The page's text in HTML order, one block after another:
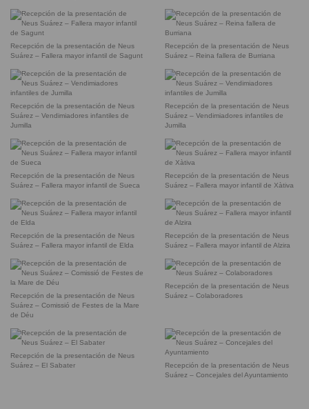
Recepción de la presentación de Neus
Suárez – Fallera mayor infantil de Sagunt
Recepción de la presentación de Neus
Suárez – Reina fallera de Burriana
Recepción de la presentación de Neus
Suárez – Vendimiadores infantiles de
Jumilla
Recepción de la presentación de Neus
Suárez – Vendimiadores infantiles de
Jumilla
Recepción de la presentación de Neus
Suárez – Fallera mayor infantil de Sueca
Recepción de la presentación de Neus
Suárez – Fallera mayor infantil de Xàtiva
Recepción de la presentación de Neus
Suárez – Fallera mayor infantil de Elda
Recepción de la presentación de Neus
Suárez – Fallera mayor infantil de Alzira
Recepción de la presentación de Neus
Suárez – Comissió de Festes de la Mare
de Déu
Recepción de la presentación de Neus
Suárez – Colaboradores
Recepción de la presentación de Neus
Suárez – El Sabater
Recepción de la presentación de Neus
Suárez – Concejales del Ayuntamiento